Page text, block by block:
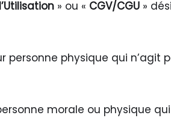
» ou « CGV/CGU »
personne physique qui
morale ou physique